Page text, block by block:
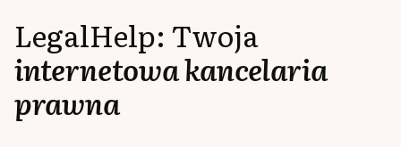
LegalHelp: Twoja
internetowa kancelaria
prawna